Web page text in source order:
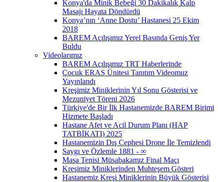
Konya'da Minik Bebeği 30 Dakikalık Kalp
Masajı Hayata Döndürdü
Konya’nın ‘Anne Dostu’ Hastanesi 25 Ekim
2018
BAREM Açılışımız Yerel Basında Geniş Yer
Buldu
Videolarımız
BAREM Açılışımız TRT Haberlerinde
Çocuk ERAS Ünitesi Tanıtım Videomuz
Yayınlandı
Kreşimiz Miniklerinin Yıl Sonu Gösterisi ve
Mezuniyet Töreni 2026
Türkiye'de Bir İlk Hastanemizde BAREM Birimi
Hizmete Başladı
Hastane Afet ve Acil Durum Planı (HAP
TATBİKATI) 2025
Hastanemizin Dış Cephesi Drone İle Temizlendi
Saygı ve Özlemle 1881 - ∞
Masa Tenisi Müsabakamız Final Maçı
Kreşimiz Miniklerinden Muhteşem Gösteri
Hastanemiz Kreşi Miniklerinin Büyük Gösterisi